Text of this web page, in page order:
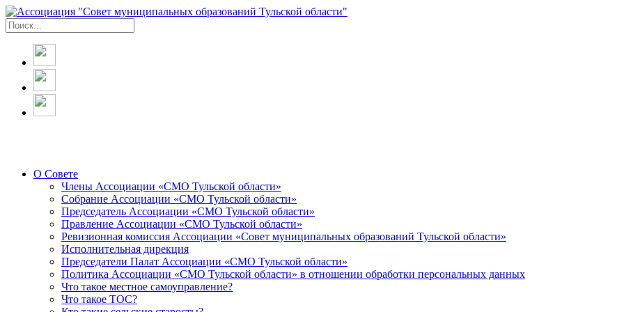
О Совете
Члены Ассоциации «СМО Тульской области»
Собрание Ассоциации «СМО Тульской области»
Председатель Ассоциации «СМО Тульской области»
Правление Ассоциации «СМО Тульской области»
Ревизионная комиссия Ассоциации «Совет муниципальных образований Тульской области»
Исполнительная дирекция
Председатели Палат Ассоциации «СМО Тульской области»
Политика Ассоциации «СМО Тульской области» в отношении обработки персональных данных
Что такое местное самоуправление?
Что такое ТОС?